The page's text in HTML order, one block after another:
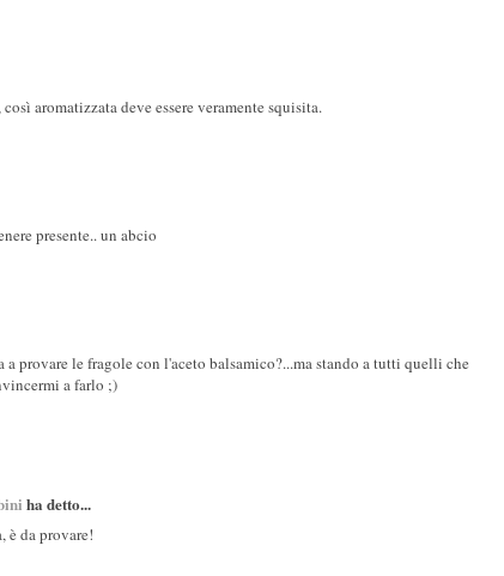
aromatizzata deve essere veramente squisita.
presente.. un abcio
a provare le fragole con l'aceto balsamico?...ma stando a tutti quelli che
a farlo ;)
ha detto...
è da provare!